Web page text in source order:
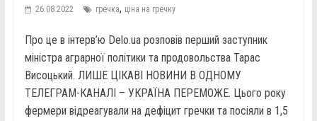
26.08.2022 гречка, ціна на гречку
Про це в інтерв’ю Delo.ua розповів перший заступник
міністра аграрної політики та продовольства Тарас
Висоцький. ЛИШЕ ЦІКАВІ НОВИНИ В ОДНОМУ
ТЕЛЕГРАМ-КАНАЛІ – УКРАЇНА ПЕРЕМОЖЕ. Цього року
фермери відреагували на дефіцит гречки та посіяли в 1,5